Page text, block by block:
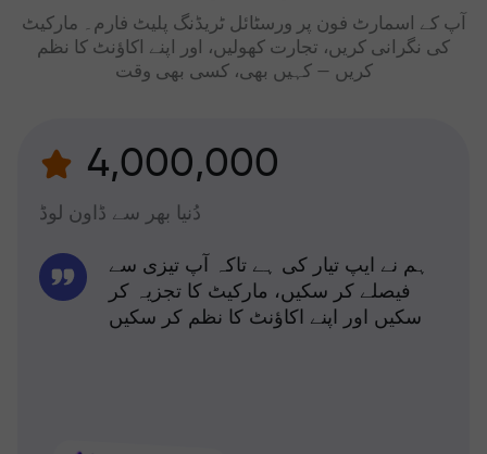
آپ کے اسمارٹ فون پر ورسٹائل ٹریڈنگ پلیٹ فارم۔ مارکیٹ
کی نگرانی کریں، تجارت کھولیں، اور اپنے اکاؤنٹ کا نظم
کریں — کہیں بھی، کسی بھی وقت
4,000,000
دُنیا بھر سے ڈاون لوڈ
ہم نے ایپ تیار کی ہے تاکہ آپ تیزی سے
فیصلے کر سکیں، مارکیٹ کا تجزیہ کر
سکیں اور اپنے اکاؤنٹ کا نظم کر سکیں